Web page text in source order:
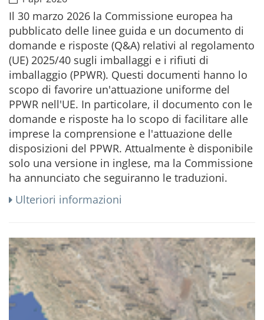
Il 30 marzo 2026 la Commissione europea ha
pubblicato delle linee guida e un documento di
domande e risposte (Q&A) relativi al regolamento
(UE) 2025/40 sugli imballaggi e i rifiuti di
imballaggio (PPWR). Questi documenti hanno lo
scopo di favorire un'attuazione uniforme del
PPWR nell'UE. In particolare, il documento con le
domande e risposte ha lo scopo di facilitare alle
imprese la comprensione e l'attuazione delle
disposizioni del PPWR. Attualmente è disponibile
solo una versione in inglese, ma la Commissione
ha annunciato che seguiranno le traduzioni.
Ulteriori informazioni